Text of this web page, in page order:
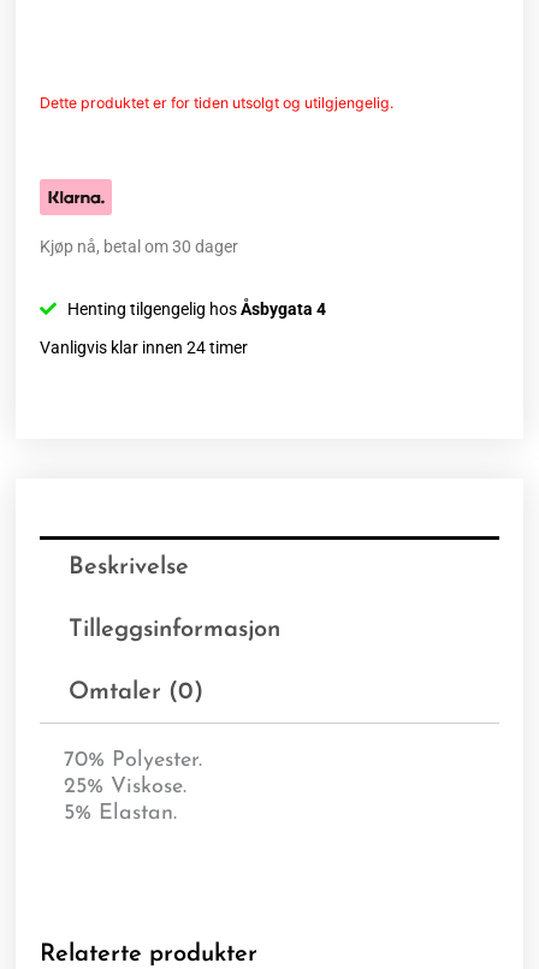
Dette produktet er for tiden utsolgt og utilgjengelig.
Kjøp nå, betal om 30 dager
Henting tilgengelig hosÅsbygata 4
Vanligvis klar innen 24 timer
Beskrivelse
Tilleggsinformasjon
Omtaler (0)
70% Polyester.
25% Viskose.
5% Elastan.
Relaterte produkter